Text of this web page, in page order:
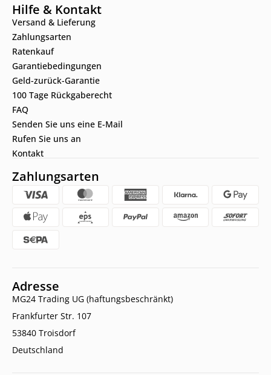
Hilfe & Kontakt
Versand & Lieferung
Zahlungsarten
Ratenkauf
Garantiebedingungen
Geld-zurück-Garantie
100 Tage Rückgaberecht
FAQ
Senden Sie uns eine E-Mail
Rufen Sie uns an
Kontakt
Zahlungsarten
Adresse
MG24 Trading UG (haftungsbeschränkt)
Frankfurter Str. 107
53840 Troisdorf
Deutschland